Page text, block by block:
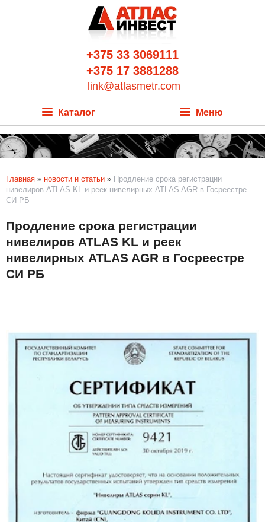
+375 33 3069111
+375 17 3881288
link@atlasmetr.com
Каталог Меню
Главная » новости и статьи » Продление срока регистрации
нивелиров ATLAS KL и реек нивелирных ATLAS AGR в Госреестре
СИ РБ
Продление срока регистрации
нивелиров ATLAS KL и реек
нивелирных ATLAS AGR в Госреестре
СИ РБ